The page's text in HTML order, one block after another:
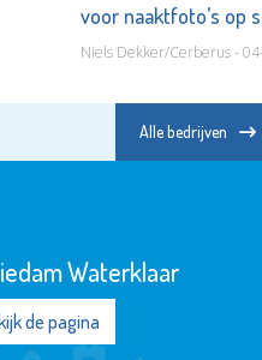
voor naaktfoto’s op
Niels Dekker/Cerberus -
Alle bedrijven
Groenoord
de pagina